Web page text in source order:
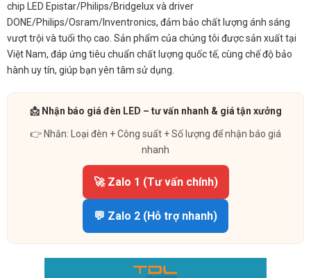
chip LED Epistar/Philips/Bridgelux và driver
DONE/Philips/Osram/Inventronics, đảm bảo chất lượng ánh sáng
vượt trội và tuổi thọ cao. Sản phẩm của chúng tôi được sản xuất tại
Việt Nam, đáp ứng tiêu chuẩn chất lượng quốc tế, cùng chế độ bảo
hành uy tín, giúp bạn yên tâm sử dụng.
📩 Nhận báo giá đèn LED – tư vấn nhanh & giá tận xưởng
👉 Nhắn: Loại đèn + Công suất + Số lượng để nhận báo giá
nhanh
🚀 Zalo 1 (Tư vấn chính)
💬 Zalo 2 (Hỗ trợ nhanh)